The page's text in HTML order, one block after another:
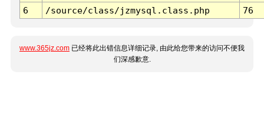
6
/source/class/jzmysql.class.php 76
www.365jz.com 已经将此出错信息详细记录, 由此给您带来的访问不便我
们深感歉意.